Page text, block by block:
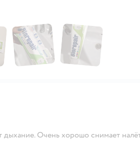
дыхание. Очень хорошо снимает